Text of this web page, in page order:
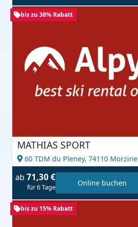
bis zu 38% Rabatt
MATHIAS SPORT
60 TDM du Pleney, 74110 Morzine
ab 71,30 €
für 6 Tage Online buchen
bis zu 15% Rabatt